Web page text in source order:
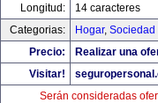
Longitud:
14 caracteres
Categorias:
Hogar, Sociedad
Precio:
Realizar una
Visitar!
Serán consideradas